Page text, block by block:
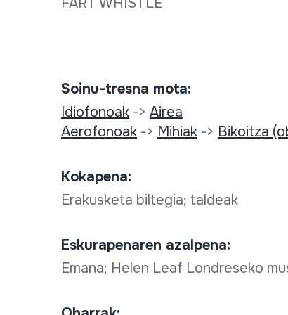
Soinu-tresna mota:
Idiofonoak-> Airea
Aerofonoak-> Mihiak-> Bikoitza
Kokapena:
Erakusketa biltegia; taldeak
Eskurapenaren azalpena:
Emana; Helen Leaf Londreseko